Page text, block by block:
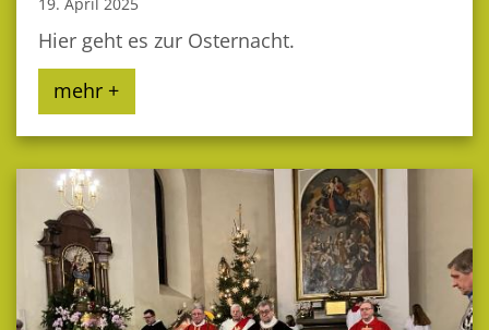
Hier geht es zur Osternacht.
mehr +